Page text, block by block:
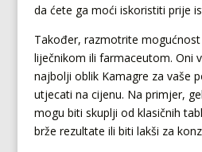
da ćete ga moći iskoristiti prije
Također, razmotrite
liječnikom ili farmaceutom. Oni
najbolji oblik Kamagre za vaše
utjecati na cijenu. Na primjer,
mogu biti skuplji od klasičnih
brže rezultate ili biti lakši za